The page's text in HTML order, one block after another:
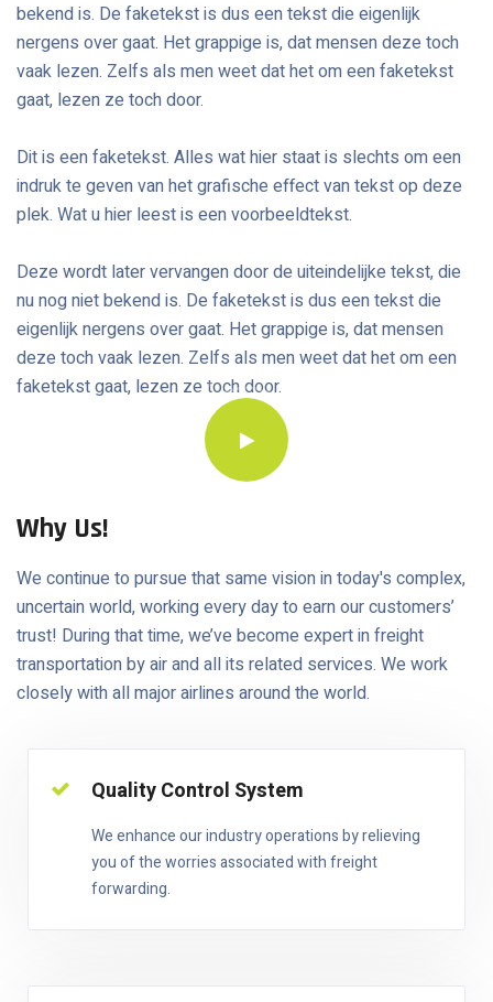
bekend is. De faketekst is dus een tekst die eigenlijk
nergens over gaat. Het grappige is, dat mensen deze toch
vaak lezen. Zelfs als men weet dat het om een faketekst
gaat, lezen ze toch door.
Dit is een faketekst. Alles wat hier staat is slechts om een
indruk te geven van het grafische effect van tekst op deze
plek. Wat u hier leest is een voorbeeldtekst.
Deze wordt later vervangen door de uiteindelijke tekst, die
nu nog niet bekend is. De faketekst is dus een tekst die
eigenlijk nergens over gaat. Het grappige is, dat mensen
deze toch vaak lezen. Zelfs als men weet dat het om een
faketekst gaat, lezen ze toch door.
Why Us!
We continue to pursue that same vision in today's complex,
uncertain world, working every day to earn our customers’
trust! During that time, we’ve become expert in freight
transportation by air and all its related services. We work
closely with all major airlines around the world.
Quality Control System
We enhance our industry operations by relieving
you of the worries associated with freight
forwarding.